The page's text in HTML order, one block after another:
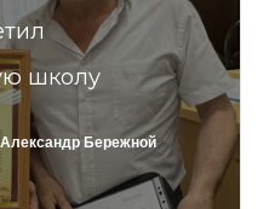
школу
Бережной